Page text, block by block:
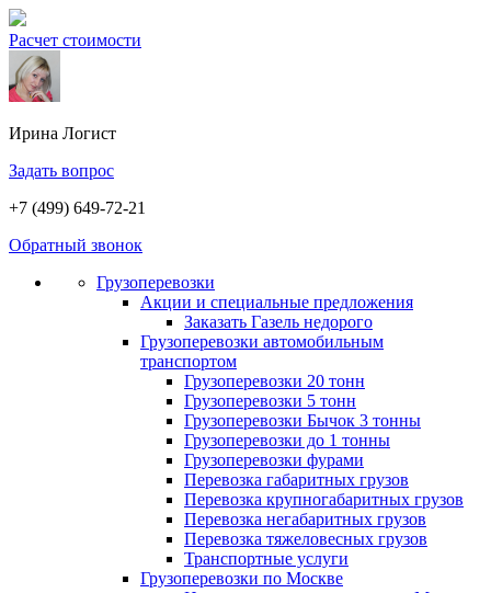
Расчет стоимости
Ирина Логист
Задать вопрос
+7 (499) 649-72-21
Обратный звонок
Грузоперевозки
Акции и специальные предложения
Заказать Газель недорого
Грузоперевозки автомобильным
транспортом
Грузоперевозки 20 тонн
Грузоперевозки 5 тонн
Грузоперевозки Бычок 3 тонны
Грузоперевозки до 1 тонны
Грузоперевозки фурами
Перевозка габаритных грузов
Перевозка крупногабаритных грузов
Перевозка негабаритных грузов
Перевозка тяжеловесных грузов
Транспортные услуги
Грузоперевозки по Москве